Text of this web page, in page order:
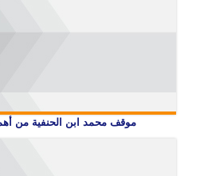
موقف محمد ابن الحنفية من